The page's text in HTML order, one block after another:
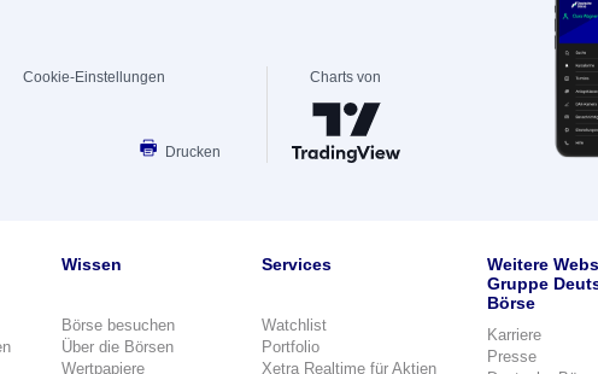
Cookie-Einstellungen
Drucken
Charts von
Wissen
Börse besuchen
Über die Börsen
Wertpapiere
Services
Watchlist
Portfolio
Xetra Realtime für Aktien
Weitere
Gruppe
Börse
Karriere
Presse